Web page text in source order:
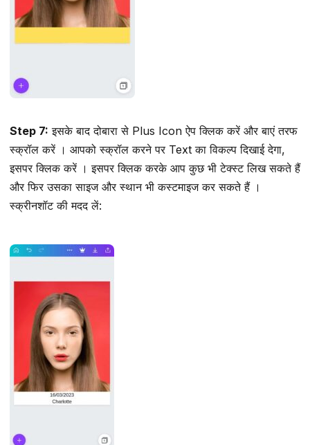
Step 7: इसके बाद दोबारा से Plus Icon ऐप क्लिक करें और बाएं तरफ
स्क्रॉल करें । आपको स्क्रॉल करने पर Text का विकल्प दिखाई देगा,
इसपर क्लिक करें । इसपर क्लिक करके आप कुछ भी टेक्स्ट लिख सकते हैं
और फिर उसका साइज और स्थान भी कस्टमाइज कर सकते हैं ।
स्क्रीनशॉट की मदद लें: